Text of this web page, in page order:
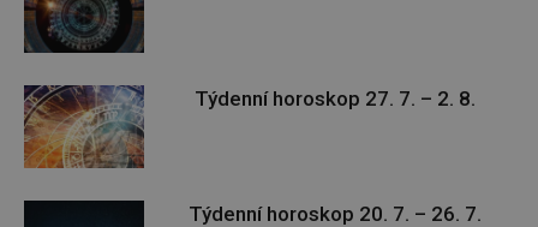
Týdenní horoskop 27. 7. – 2. 8.
Týdenní horoskop 20. 7. – 26. 7.